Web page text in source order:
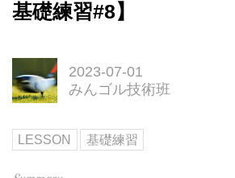
基礎練習#8】
2023-07-01
みんゴル技術班
LESSON 基礎練習